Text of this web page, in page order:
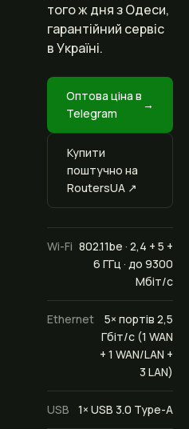
того ж дня з Одеси,
гарантійний сервіс
в Україні.
Оптова ціна в
Telegram
Купити
поштучно на
RoutersUA ↗
Wi-Fi 802.11be · 2,4 + 5 +
6 ГГц · до 9300
Мбіт/с
Ethernet
5× портів 2,5
Гбіт/с (1 WAN
+ 1 WAN/LAN +
3 LAN)
USB 1× USB 3.0 Type-A